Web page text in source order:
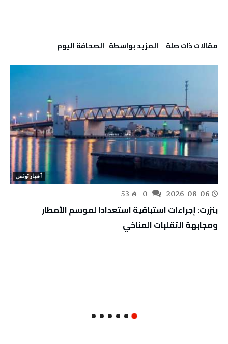
‫مقالات ذات صلة‬ ‫‫المزيد بواسطة‬ ‬ ‭ ‬الصحافة‭ ‬اليوم
أخبار تونس
2026-08-06
53
بنزرت: إجراءات استباقية استعدادا لموسم الأمطار
ومجابهة التقلبات المناخي